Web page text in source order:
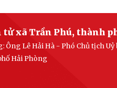
xã Trần Phú, thành
Ông Lê Hải Hà - Phó Chủ tịch
Hải Phòng